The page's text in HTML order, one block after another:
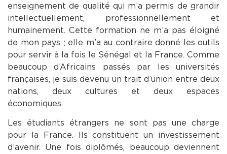
enseignement de qualité qui m’a permis de grandir
intellectuellement, professionnellement et
humainement. Cette formation ne m’a pas éloigné
de mon pays ; elle m’a au contraire donné les outils
pour servir à la fois le Sénégal et la France. Comme
beaucoup d’Africains passés par les universités
françaises, je suis devenu un trait d’union entre deux
nations, deux cultures et deux espaces
économiques.
Les étudiants étrangers ne sont pas une charge
pour la France. Ils constituent un investissement
d’avenir. Une fois diplômés, beaucoup deviennent